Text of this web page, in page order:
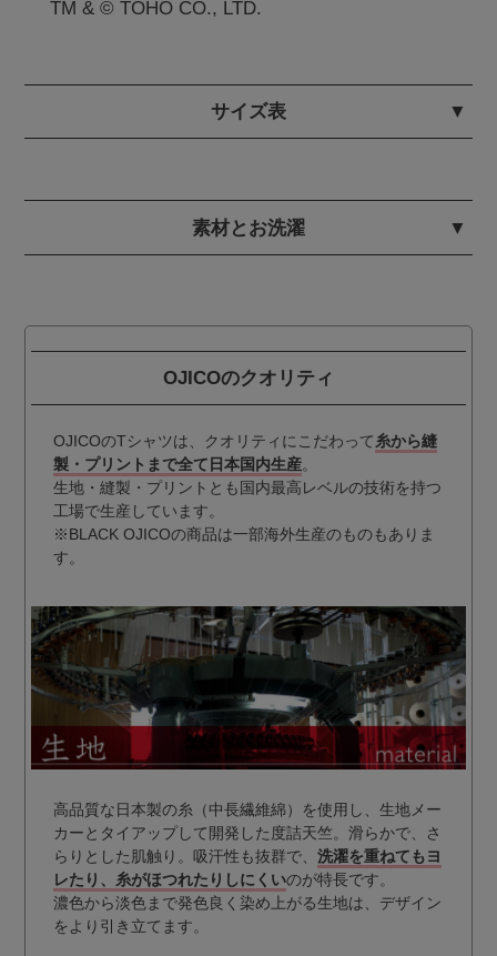
TM & © TOHO CO., LTD.
サイズ表
素材とお洗濯
OJICOのクオリティ
OJICOのTシャツは、クオリティにこだわって 糸から縫
製・プリントまで全て日本国内生産。
生地・縫製・プリントとも国内最高レベルの技術を持つ
工場で生産しています。
※BLACK OJICOの商品は一部海外生産のものもありま
す。
高品質な日本製の糸（中長繊維綿）を使用し、生地メー
カーとタイアップして開発した度詰天竺。滑らかで、さ
らりとした肌触り。吸汗性も抜群で、 洗濯を重ねてもヨ
レたり、糸がほつれたりしにくいのが特長です。
濃色から淡色まで発色良く染め上がる生地は、デザイン
をより引き立てます。